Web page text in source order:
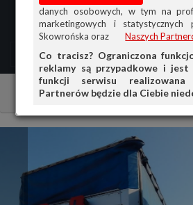
danych osobowych, w tym na
marketingowych i
Skowrońska oraz
Naszych
Co tracisz? Ograniczona
reklamy są przypadkowe i jest
funkcji serwisu realizowana
Partnerów będzie dla Ciebie
MENU
PRZEGLĄD
OFERTA DLA
DOŁADUJ
KOSZYK
HISTORIA
Ciągniki i maszyny rolnicze